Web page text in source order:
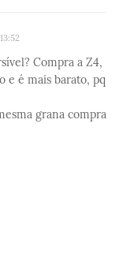
Compra a Z4,
e é mais barato, pq
grana compra